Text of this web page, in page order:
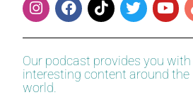
Our podcast provides you with
interesting content around the
world.